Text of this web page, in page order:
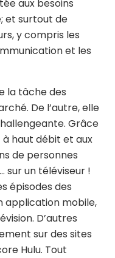
aux besoins
et surtout de
y compris les
et les
la tâche des
De l’autre, elle
Grâce
haut débit et aux
de personnes
sur un téléviseur !
épisodes des
application mobile,
D’autres
sur des sites
Hulu. Tout